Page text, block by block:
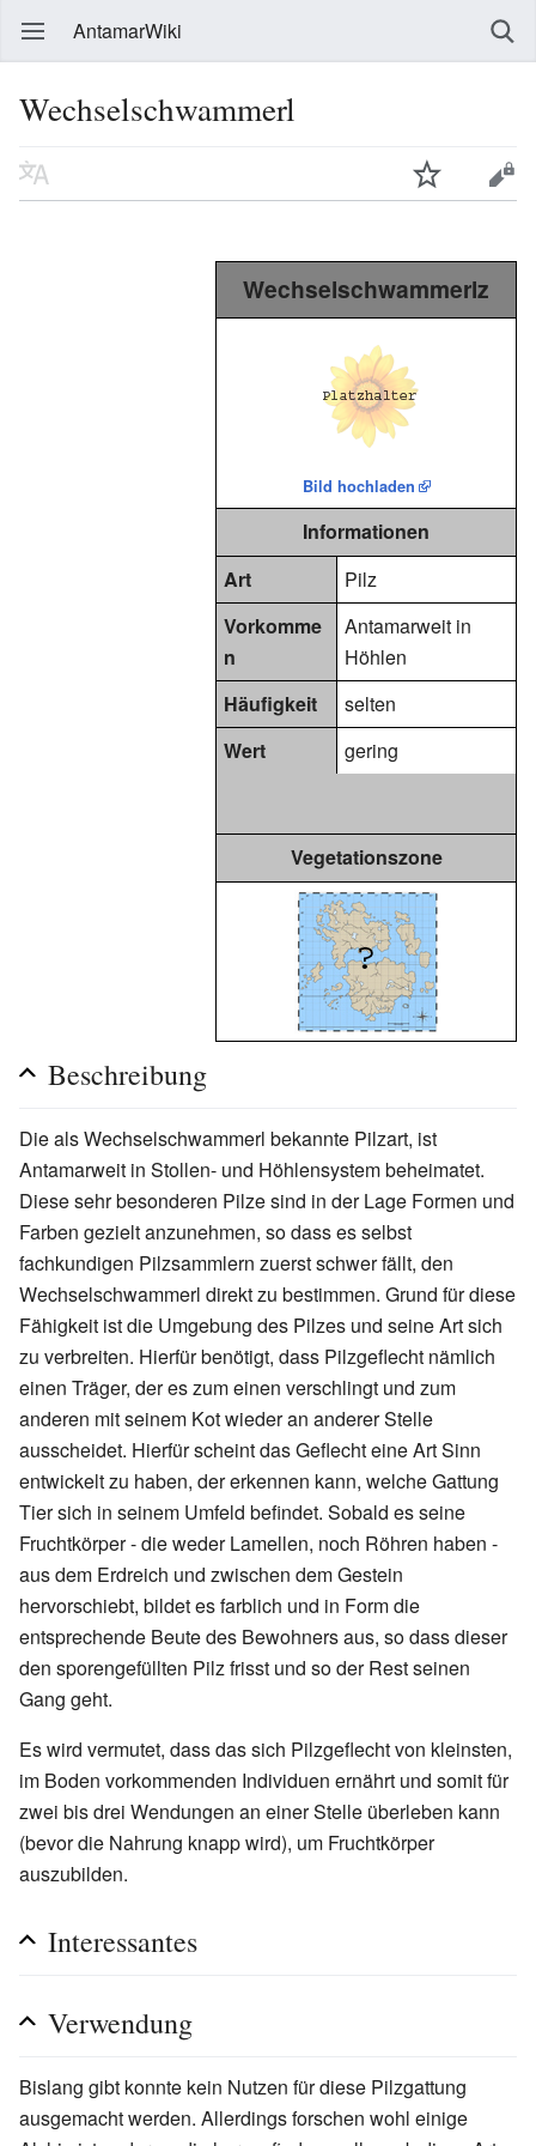
AntamarWiki
Wechselschwammerl
Wechselschwammerlz
Bild hochladen
Informationen
Art
Pilz
Vorkomme
n
Antamarweit in
Höhlen
Häufigkeit
selten
Wert
gering
Vegetationszone
Beschreibung
Die als Wechselschwammerl bekannte Pilzart, ist
Antamarweit in Stollen- und Höhlensystem beheimatet.
Diese sehr besonderen Pilze sind in der Lage Formen und
Farben gezielt anzunehmen, so dass es selbst
fachkundigen Pilzsammlern zuerst schwer fällt, den
Wechselschwammerl direkt zu bestimmen. Grund für diese
Fähigkeit ist die Umgebung des Pilzes und seine Art sich
zu verbreiten. Hierfür benötigt, dass Pilzgeflecht nämlich
einen Träger, der es zum einen verschlingt und zum
anderen mit seinem Kot wieder an anderer Stelle
ausscheidet. Hierfür scheint das Geflecht eine Art Sinn
entwickelt zu haben, der erkennen kann, welche Gattung
Tier sich in seinem Umfeld befindet. Sobald es seine
Fruchtkörper - die weder Lamellen, noch Röhren haben -
aus dem Erdreich und zwischen dem Gestein
hervorschiebt, bildet es farblich und in Form die
entsprechende Beute des Bewohners aus, so dass dieser
den sporengefüllten Pilz frisst und so der Rest seinen
Gang geht.
Es wird vermutet, dass das sich Pilzgeflecht von kleinsten,
im Boden vorkommenden Individuen ernährt und somit für
zwei bis drei Wendungen an einer Stelle überleben kann
(bevor die Nahrung knapp wird), um Fruchtkörper
auszubilden.
Interessantes
Verwendung
Bislang gibt konnte kein Nutzen für diese Pilzgattung
ausgemacht werden. Allerdings forschen wohl einige